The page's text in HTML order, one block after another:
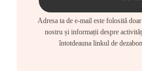
Adresa ta de e-mail este folosită
nostru și informații despre
întotdeauna linkul de